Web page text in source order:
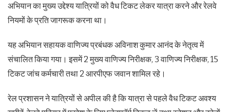
अभियान का मुख्य उद्देश्य यात्रियों को वैध टिकट लेकर यात्रा करने और रेलवे
नियमों के प्रति जागरूक करना था।
यह अभियान सहायक वाणिज्य प्रबंधक अविनाश कुमार आनंद के नेतृत्व में
संचालित किया गया। इसमें 2 मुख्य वाणिज्य निरीक्षक, 3 वाणिज्य निरीक्षक, 15
टिकट जांच कर्मचारी तथा 2 आरपीएफ जवान शामिल रहे।
रेल प्रशासन ने यात्रियों से अपील की है कि यात्रा से पहले वैध टिकट अवश्य